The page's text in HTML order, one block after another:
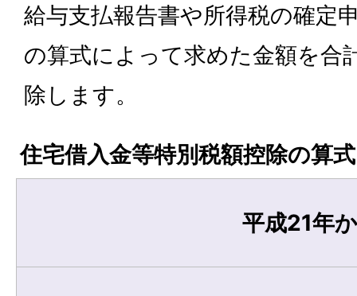
給与支払報告書や所得税の確定
の算式によって求めた金額を合
除します。
住宅借入金等特別税額控除の算式
平成21年